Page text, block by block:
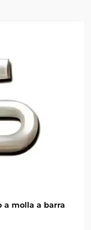
a molla a barra